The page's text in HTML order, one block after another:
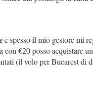
e spesso il mio gestore mi
€20 posso acquistare
(il volo per Bucarest di